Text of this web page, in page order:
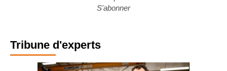
Voir plus
Tribune d'experts